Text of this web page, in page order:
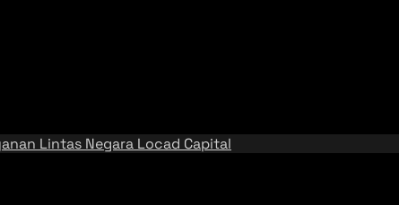
Lintas Negara Locad Capital